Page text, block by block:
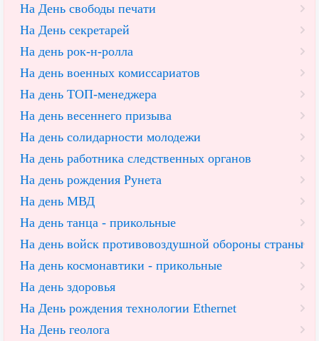
На День свободы печати
На День секретарей
На день рок-н-ролла
На день военных комиссариатов
На день ТОП-менеджера
На день весеннего призыва
На день солидарности молодежи
На день работника следственных органов
На день рождения Рунета
На день МВД
На день танца - прикольные
На день войск противовоздушной обороны страны
На день космонавтики - прикольные
На день здоровья
На День рождения технологии Ethernet
На День геолога